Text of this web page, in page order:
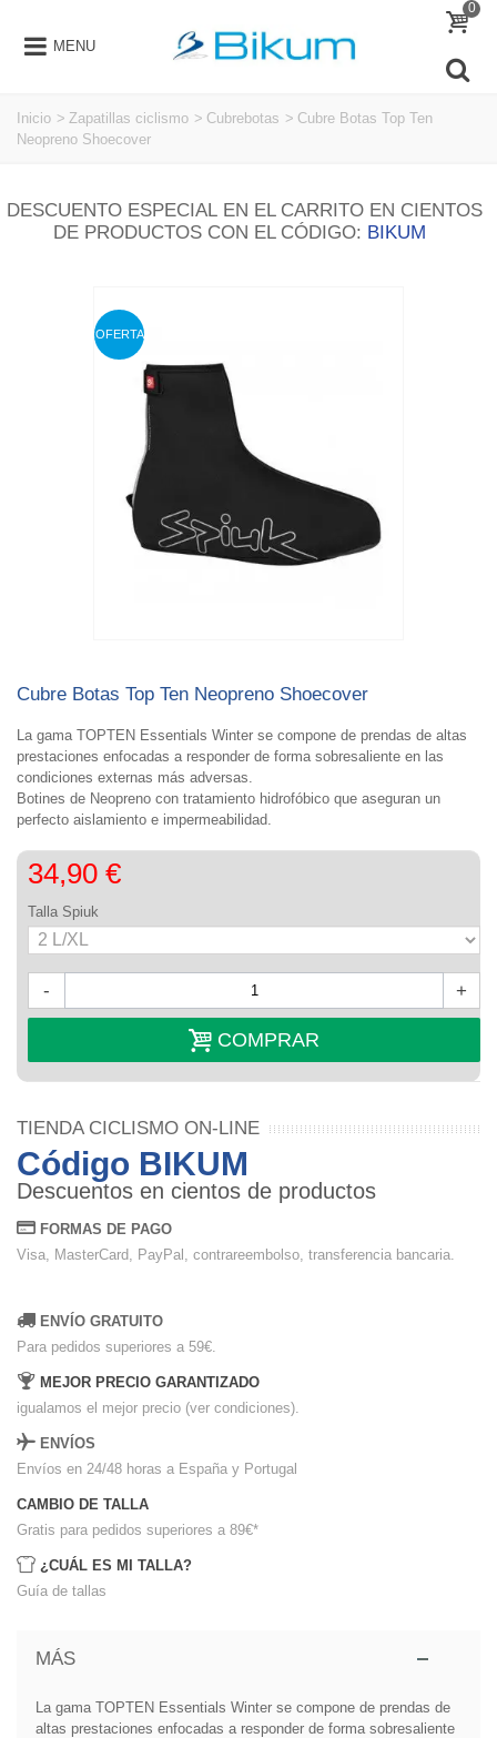
MENU
0
Inicio > Zapatillas ciclismo > Cubrebotas > Cubre Botas Top Ten
Neopreno Shoecover
DESCUENTO ESPECIAL EN EL CARRITO EN CIENTOS
DE PRODUCTOS CON EL CÓDIGO: BIKUM
OFERTA
Cubre Botas Top Ten Neopreno Shoecover
La gama TOPTEN Essentials Winter se compone de prendas de altas
prestaciones enfocadas a responder de forma sobresaliente en las
condiciones externas más adversas.
Botines de Neopreno con tratamiento hidrofóbico que aseguran un
perfecto aislamiento e impermeabilidad.
34,90 €
Talla Spiuk
- +
COMPRAR
TIENDA CICLISMO ON-LINE
Código BIKUM
Descuentos en cientos de productos
FORMAS DE PAGO
Visa, MasterCard, PayPal, contrareembolso, transferencia bancaria.
ENVÍO GRATUITO
Para pedidos superiores a 59€.
MEJOR PRECIO GARANTIZADO
igualamos el mejor precio (ver condiciones).
ENVÍOS
Envíos en 24/48 horas a España y Portugal
CAMBIO DE TALLA
Gratis para pedidos superiores a 89€*
¿CUÁL ES MI TALLA?
Guía de tallas
MÁS
La gama TOPTEN Essentials Winter se compone de prendas de
altas prestaciones enfocadas a responder de forma sobresaliente